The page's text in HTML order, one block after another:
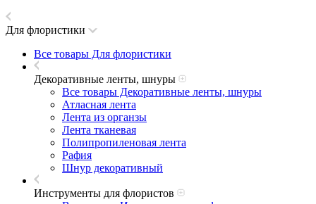
Для флористики
Все товары Для флористики
Декоративные ленты, шнуры
Все товары Декоративные ленты, шнуры
Атласная лента
Лента из органзы
Лента тканевая
Полипропиленовая лента
Рафия
Шнур декоративный
Инструменты для флористов